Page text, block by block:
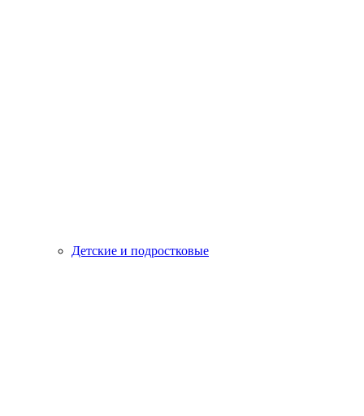
Детские и подростковые